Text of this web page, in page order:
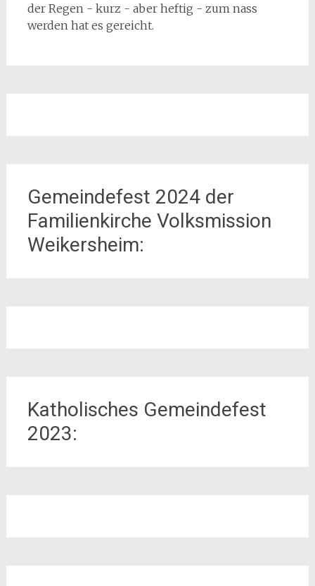
der Regen - kurz - aber heftig - zum nass
werden hat es gereicht.
Gemeindefest 2024 der
Familienkirche Volksmission
Weikersheim:
Katholisches Gemeindefest
2023: